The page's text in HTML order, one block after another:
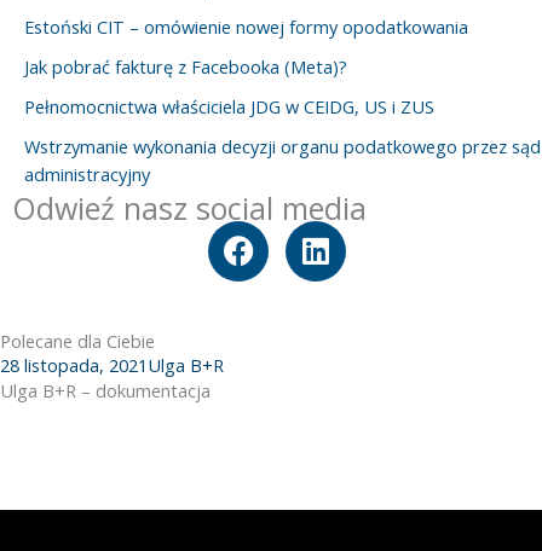
Estoński CIT – omówienie nowej formy opodatkowania
Jak pobrać fakturę z Facebooka (Meta)?
Pełnomocnictwa właściciela JDG w CEIDG, US i ZUS
Wstrzymanie wykonania decyzji organu podatkowego przez sąd
administracyjny
Odwieź nasz social media
F
a
L
i
Polecane dla Ciebie
28 listopada, 2021 Ulga B+R
Ulga B+R – dokumentacja